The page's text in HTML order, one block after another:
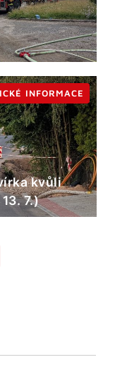
kvůli
7.)
INFORMACE